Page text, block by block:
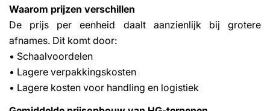
Waarom prijzen verschillen
De prijs per eenheid daalt aanzienlijk bij grotere
afnames. Dit komt door:
• Schaalvoordelen
• Lagere verpakkingskosten
• Lagere kosten voor handling en logistiek